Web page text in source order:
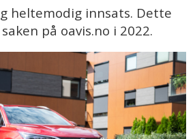
heltemodig innsats. Dette
på oavis.no i 2022.